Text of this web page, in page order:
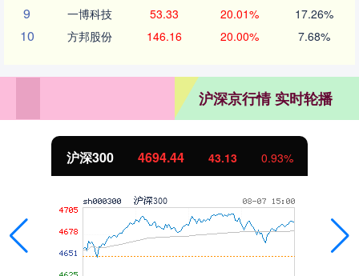
9 一博科技 53.33 20.01% 17.26%
10 方邦股份 146.16 20.00% 7.68%
沪深京行情 实时轮播
沪深300 4694.44 43.13 0.93%